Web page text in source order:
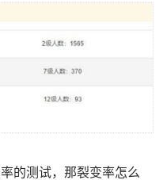
的测试，那裂变率怎么